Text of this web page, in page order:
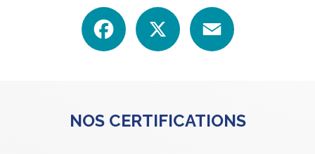
Facebook
NOS CERTIFICATIONS